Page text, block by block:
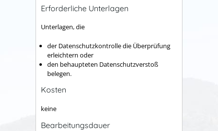
Erforderliche Unterlagen
Unterlagen, die
der Datenschutzkontrolle die Überprüfung
erleichtern oder
den behaupteten Datenschutzverstoß
belegen.
Kosten
keine
Bearbeitungsdauer